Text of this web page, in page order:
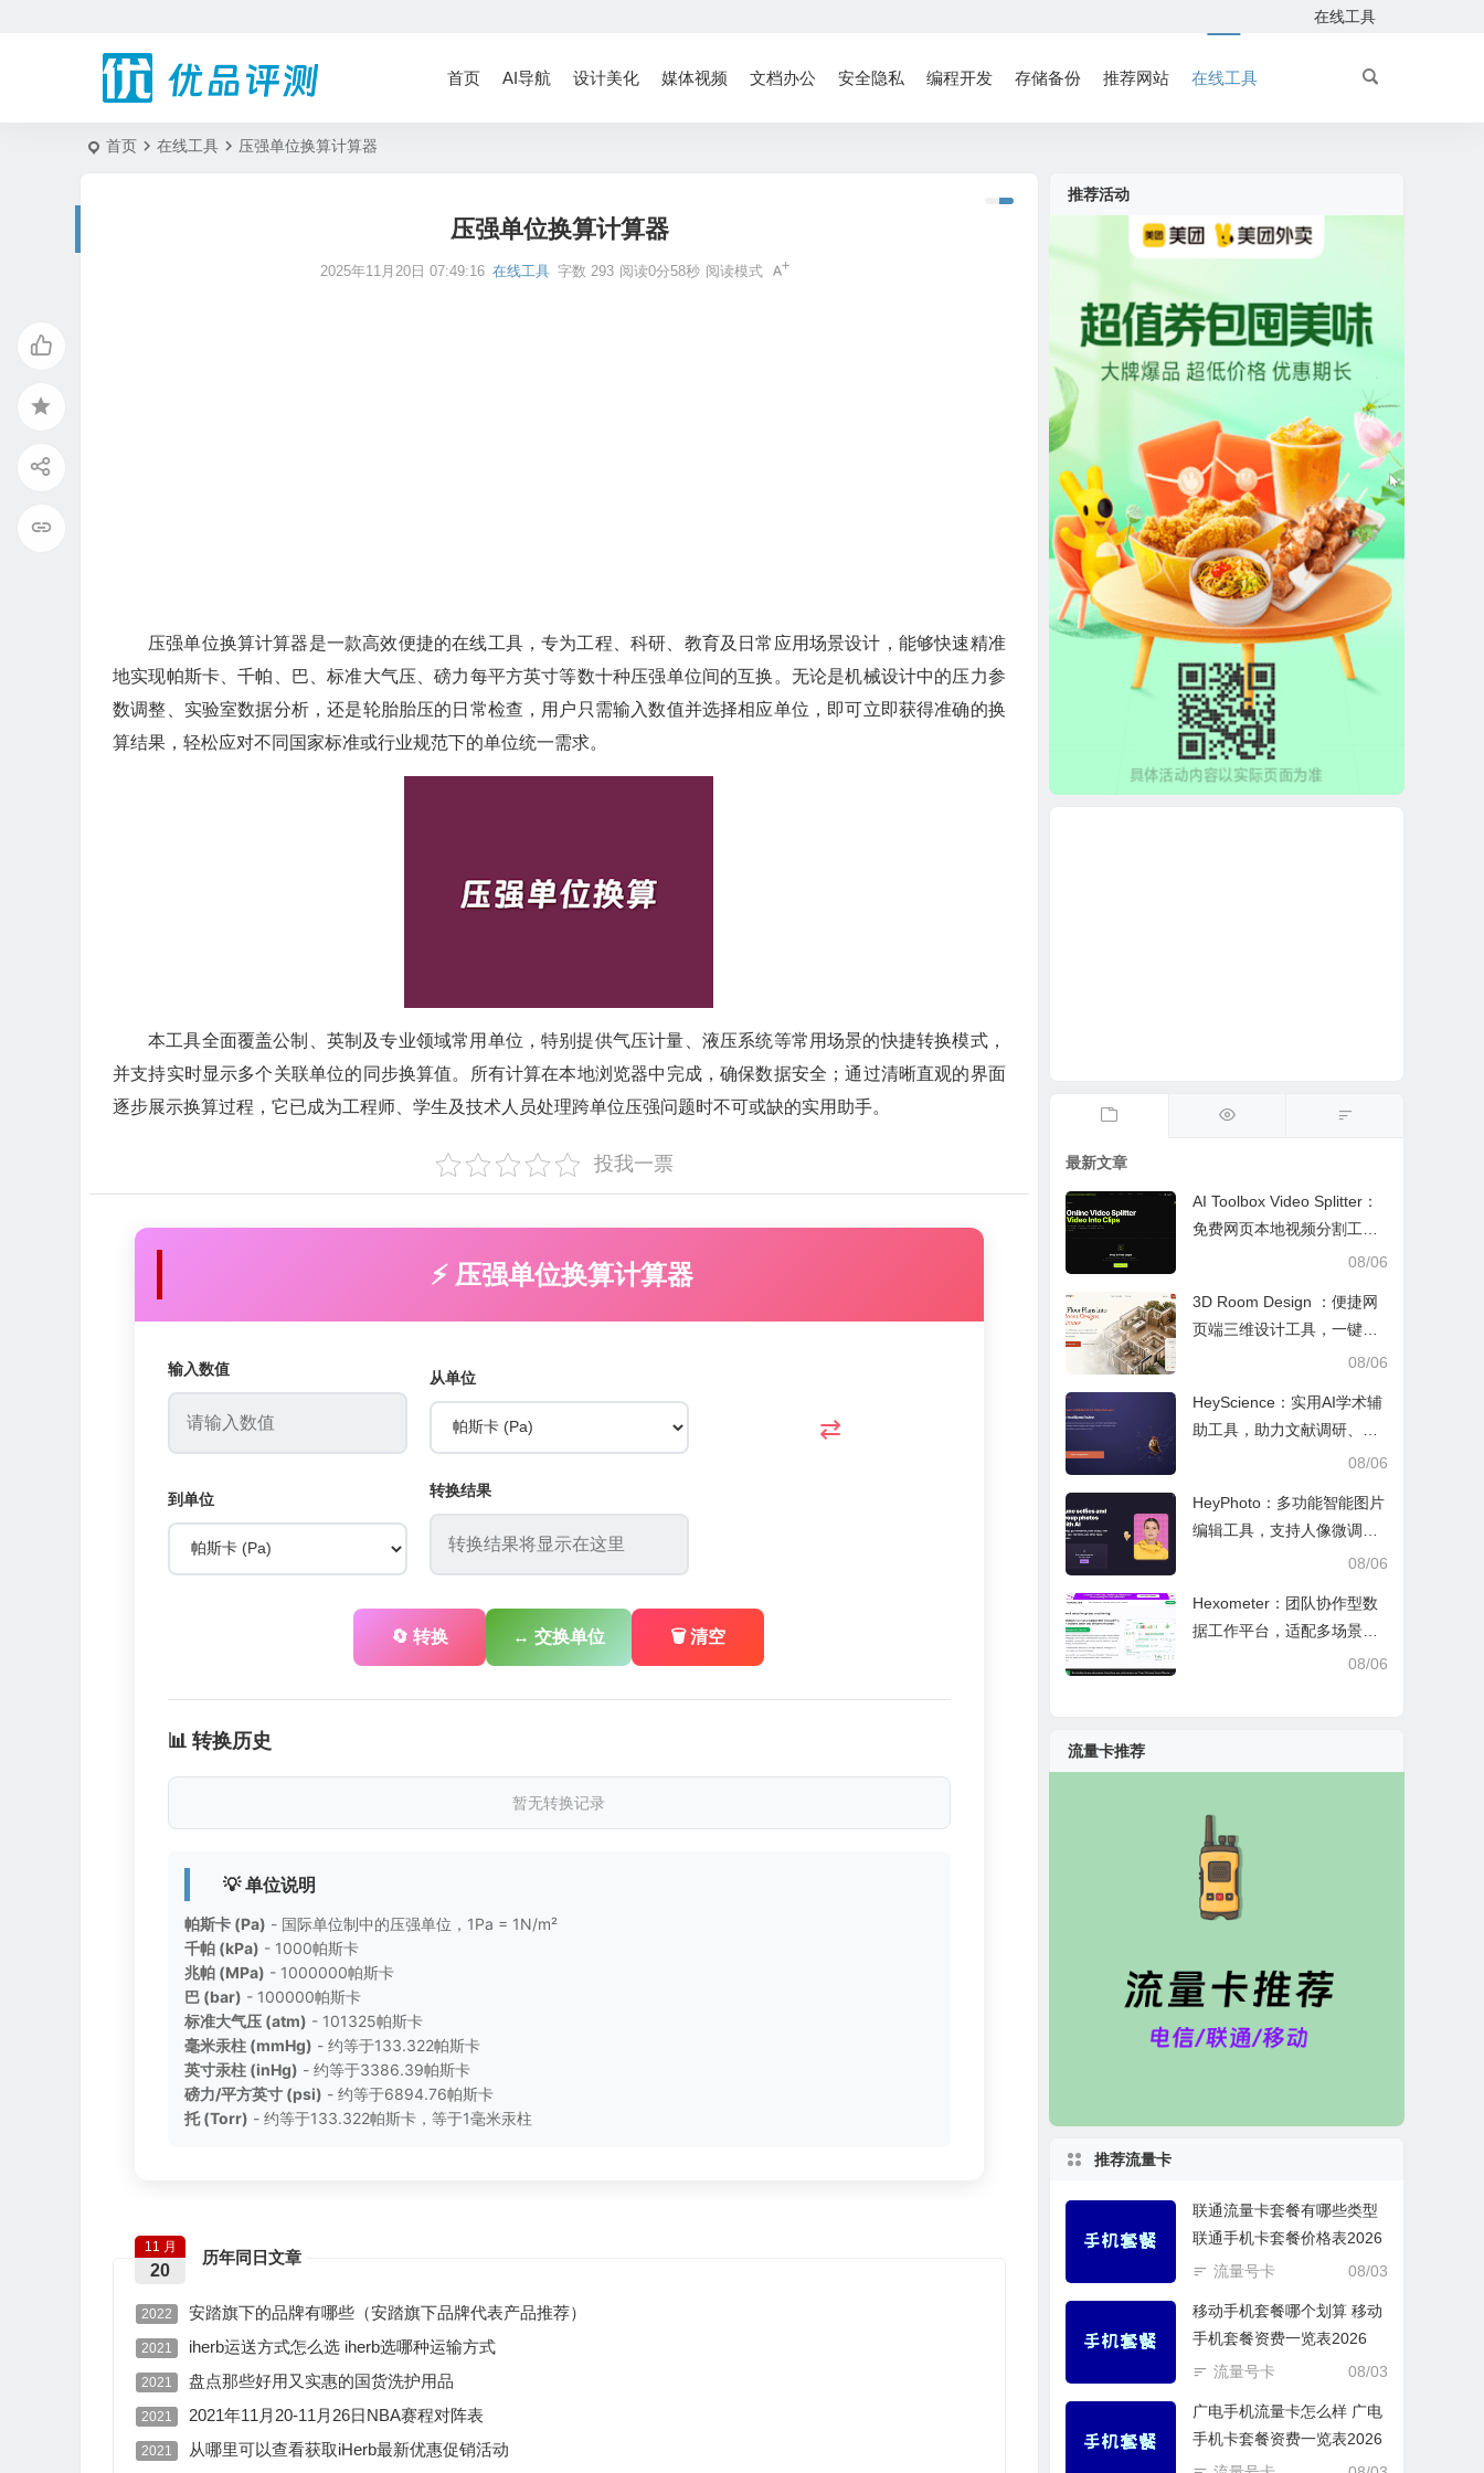
在线工具
首页 AI导航 设计美化 媒体视频 文档办公 安全隐私 编程开发 存储备份 推荐网站 在线工具
首页 在线工具 压强单位换算计算器
压强单位换算计算器
2025年11月20日 07:49:16 在线工具 字数 293 阅读0分58秒 阅读模式
压强单位换算计算器是一款高效便捷的在线工具，专为工程、科研、教育及日常应用场景设计，能够快速精准
地实现帕斯卡、千帕、巴、标准大气压、磅力每平方英寸等数十种压强单位间的互换。无论是机械设计中的压力参
数调整、实验室数据分析，还是轮胎胎压的日常检查，用户只需输入数值并选择相应单位，即可立即获得准确的换
算结果，轻松应对不同国家标准或行业规范下的单位统一需求。
本工具全面覆盖公制、英制及专业领域常用单位，特别提供气压计量、液压系统等常用场景的快捷转换模式，
并支持实时显示多个关联单位的同步换算值。所有计算在本地浏览器中完成，确保数据安全；通过清晰直观的界面
逐步展示换算过程，它已成为工程师、学生及技术人员处理跨单位压强问题时不可或缺的实用助手。
投我一票
⚡ 压强单位换算计算器
输入数值 从单位
⇄
到单位 转换结果
🔄 转换 ↔️ 交换单位 🗑️ 清空
📊 转换历史
暂无转换记录
💡 单位说明
帕斯卡 (Pa) - 国际单位制中的压强单位，1Pa = 1N/m²
千帕 (kPa) - 1000帕斯卡
兆帕 (MPa) - 1000000帕斯卡
巴 (bar) - 100000帕斯卡
标准大气压 (atm) - 101325帕斯卡
毫米汞柱 (mmHg) - 约等于133.322帕斯卡
英寸汞柱 (inHg) - 约等于3386.39帕斯卡
磅力/平方英寸 (psi) - 约等于6894.76帕斯卡
托 (Torr) - 约等于133.322帕斯卡，等于1毫米汞柱
历年同日文章
11 月
20
2022 安踏旗下的品牌有哪些（安踏旗下品牌代表产品推荐）
2021 iherb运送方式怎么选 iherb选哪种运输方式
2021 盘点那些好用又实惠的国货洗护用品
2021 2021年11月20-11月26日NBA赛程对阵表
2021 从哪里可以查看获取iHerb最新优惠促销活动
推荐活动
最新文章
AI Toolbox Video Splitter：
免费网页本地视频分割工
具，多模式裁切高清视频且
08/06
3D Room Design ：便捷网
页端三维设计工具，一键户
型建模、实时改色布景助力
08/06
HeyScience：实用AI学术辅
助工具，助力文献调研、论
文审阅与日常学业研究工作
08/06
HeyPhoto：多功能智能图片
编辑工具，支持人像微调、
艺术创作与日常隐私防护08/06
Hexometer：团队协作型数
据工作平台，适配多场景数
据分析、高效办公与企业安
08/06
流量卡推荐
推荐流量卡
联通流量卡套餐有哪些类型
联通手机卡套餐价格表2026
08/03
流量号卡
移动手机套餐哪个划算 移动
手机套餐资费一览表2026
08/03
流量号卡
广电手机流量卡怎么样 广电
手机卡套餐资费一览表2026